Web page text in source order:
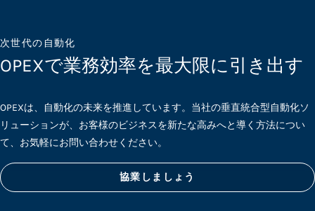
次世代の自動化
OPEXで業務効率を最大限に引き出す
OPEXは、自動化の未来を推進しています。当社の垂直統合型自動化ソ
リューションが、お客様のビジネスを新たな高みへと導く方法につい
て、お気軽にお問い合わせください。
協業しましょう